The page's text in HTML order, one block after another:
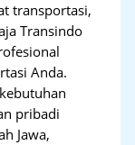
transportasi,
Transindo
Anda.
pribadi
Jawa,